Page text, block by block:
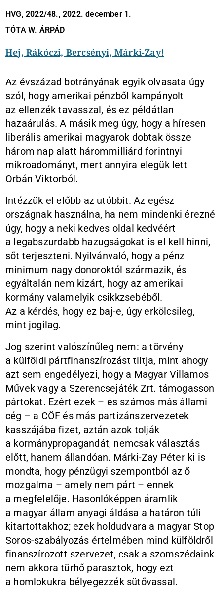
HVG, 2022/48., 2022. december 1.
TÓTA W. ÁRPÁD
Hej, Rákóczi, Bercsényi, Márki-Zay!
Az évszázad botrányának egyik olvasata úgy
szól, hogy amerikai pénzből kampányolt
az ellenzék tavasszal, és ez példátlan
hazaárulás. A másik meg úgy, hogy a híresen
liberális amerikai magyarok dobtak össze
három nap alatt hárommilliárd forintnyi
mikroadományt, mert annyira elegük lett
Orbán Viktorból.
Intézzük el előbb az utóbbit. Az egész
országnak használna, ha nem mindenki érezné
úgy, hogy a neki kedves oldal kedvéért
a legabszurdabb hazugságokat is el kell hinni,
sőt terjeszteni. Nyilvánvaló, hogy a pénz
minimum nagy donoroktól származik, és
egyáltalán nem kizárt, hogy az amerikai
kormány valamelyik csikkzsebéből.
Az a kérdés, hogy ez baj-e, úgy erkölcsileg,
mint jogilag.
Jog szerint valószínűleg nem: a törvény
a külföldi pártfinanszírozást tiltja, mint ahogy
azt sem engedélyezi, hogy a Magyar Villamos
Művek vagy a Szerencsejáték Zrt. támogasson
pártokat. Ezért ezek – és számos más állami
cég – a CÖF és más partizánszervezetek
kasszájába fizet, aztán azok tolják
a kormánypropagandát, nemcsak választás
előtt, hanem állandóan. Márki-Zay Péter ki is
mondta, hogy pénzügyi szempontból az ő
mozgalma – amely nem párt – ennek
a megfelelője. Hasonlóképpen áramlik
a magyar állam anyagi áldása a határon túli
kitartottakhoz; ezek holdudvara a magyar Stop
Soros-szabályozás értelmében mind külföldről
finanszírozott szervezet, csak a szomszédaink
nem akkora türhő parasztok, hogy ezt
a homlokukra bélyegezzék sütővassal.